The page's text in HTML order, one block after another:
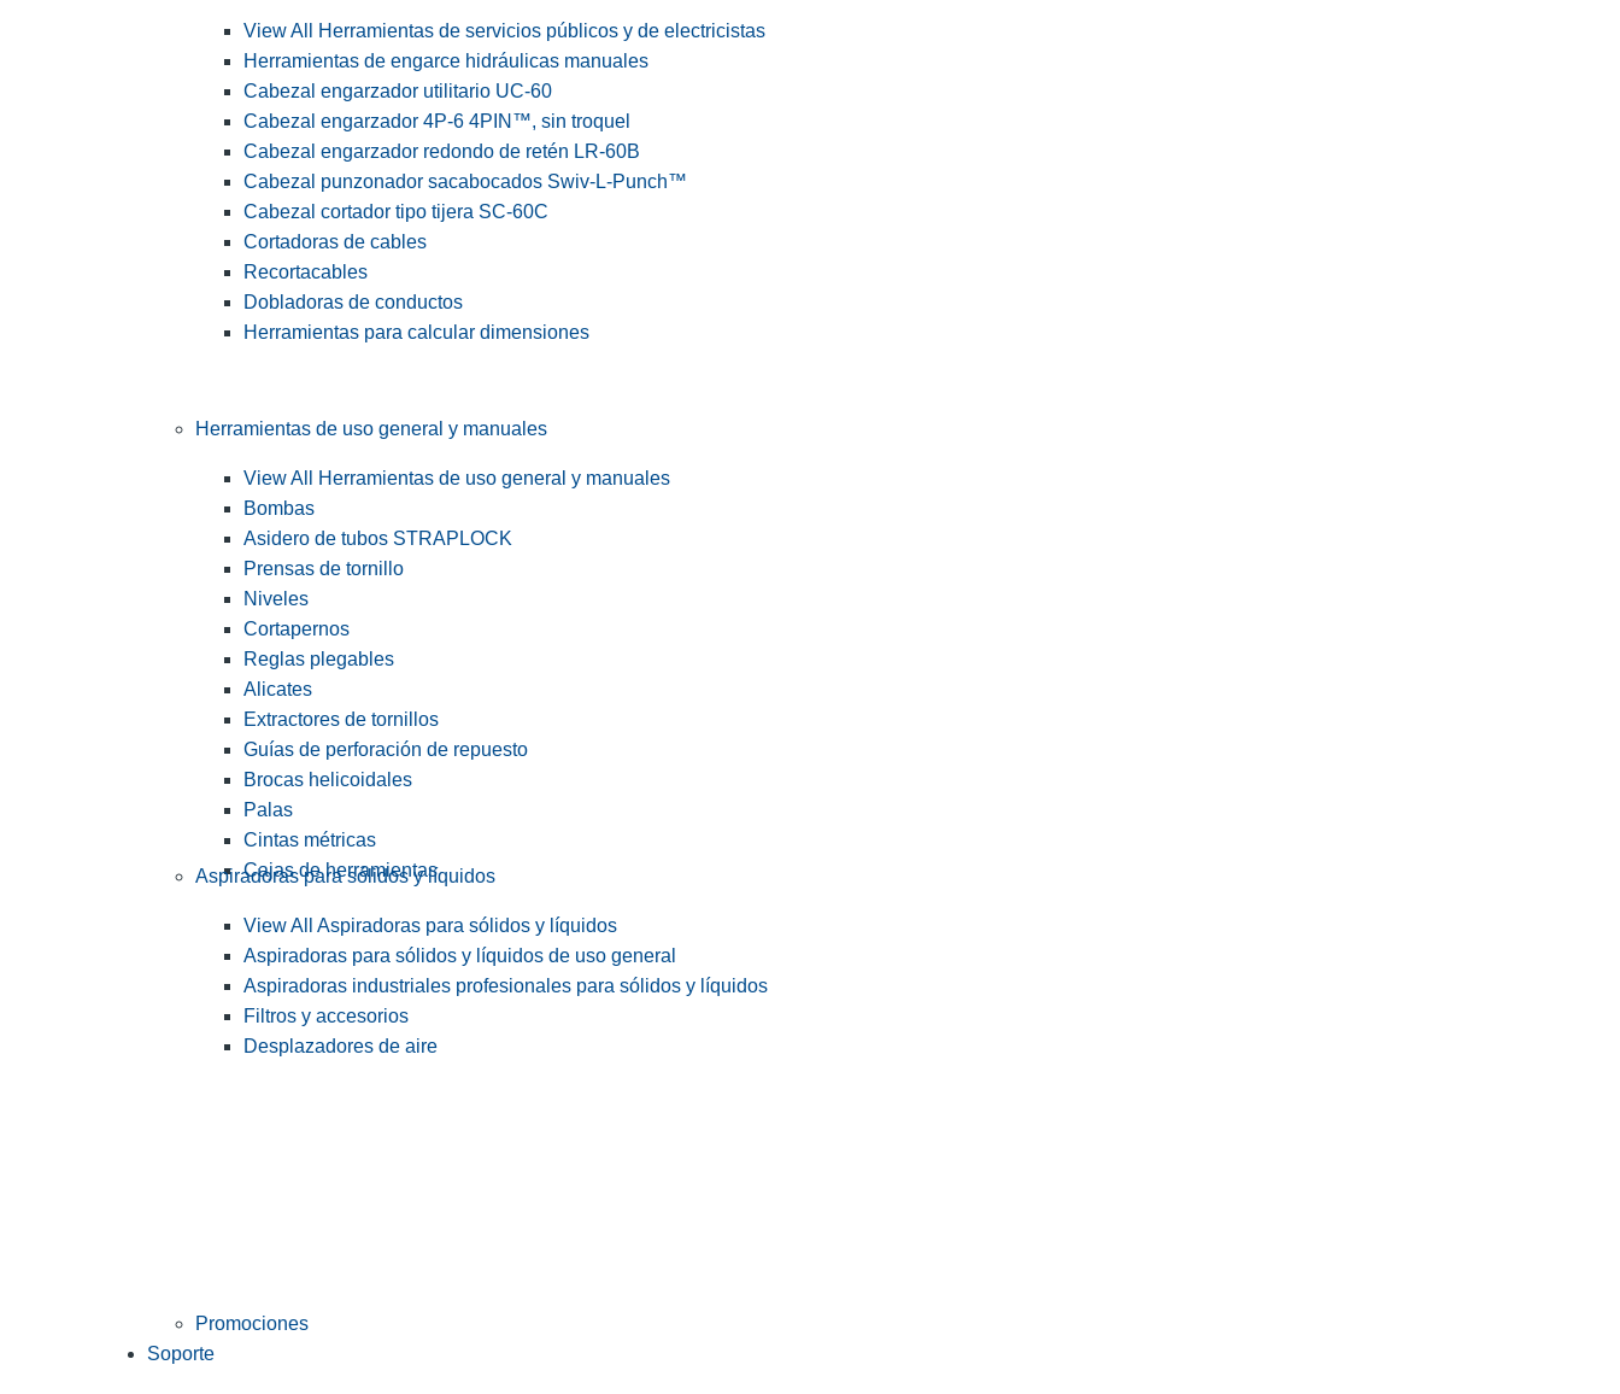
View All Herramientas de servicios públicos y de electricistas
Herramientas de engarce hidráulicas manuales
Cabezal engarzador utilitario UC-60
Cabezal engarzador 4P-6 4PIN™, sin troquel
Cabezal engarzador redondo de retén LR-60B
Cabezal punzonador sacabocados Swiv-L-Punch™
Cabezal cortador tipo tijera SC-60C
Cortadoras de cables
Recortacables
Dobladoras de conductos
Herramientas para calcular dimensiones
Herramientas de uso general y manuales
View All Herramientas de uso general y manuales
Bombas
Asidero de tubos STRAPLOCK
Prensas de tornillo
Niveles
Cortapernos
Reglas plegables
Alicates
Extractores de tornillos
Guías de perforación de repuesto
Brocas helicoidales
Palas
Cintas métricas
Cajas de herramientas
Aspiradoras para sólidos y líquidos
View All Aspiradoras para sólidos y líquidos
Aspiradoras para sólidos y líquidos de uso general
Aspiradoras industriales profesionales para sólidos y líquidos
Filtros y accesorios
Desplazadores de aire
Promociones
Soporte